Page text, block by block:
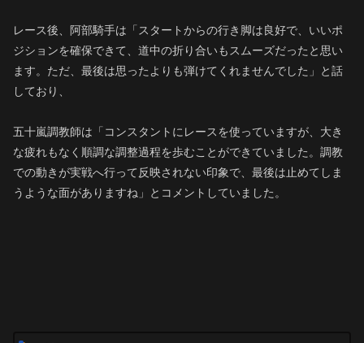
レース後、阿部騎手は「スタートからの行き脚は良好で、いいポ
ジションを確保できて、道中の折り合いもスムーズだったと思い
ます。ただ、最後は思ったよりも弾けてくれませんでした」と話
しており、
五十嵐調教師は「コンスタントにレースを使っていますが、大き
な疲れもなく順調な調整過程を歩むことができていました。調教
での動きが実戦へ行って反映されない印象で、最後は止めてしま
うような面がありますね」とコメントしていました。